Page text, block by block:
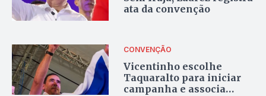
ata da convenção
CONVENÇÃO
Vicentinho escolhe
Taquaralto para iniciar
campanha e associa